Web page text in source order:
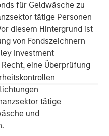
für Geldwäsche zu
tätige Personen
diesem Hintergrund ist
von Fondszeichnern
Investment
eine Überprüfung
tätige
und
related investments on a
Equity utilizes
including the Firm’s
with leading
and financial sponsors,
for its investment
private equity investing
Stanley Capital
date, Morgan Stanley
funds have invested
a broad spectrum of